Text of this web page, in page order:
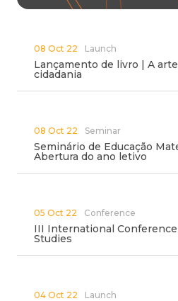
08 Oct 22 Launch
Lançamento de livro | A
cidadania
08 Oct 22 Seminar
Seminário de Educação
Abertura do ano letivo
05 Oct 22 Conference
III International
Studies
04 Oct 22 Launch